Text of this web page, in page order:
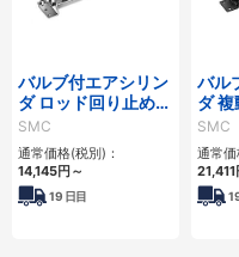
バルブ付エアシリン
ダ ロッド回り止め
形・複動 CVM5Kシ
リーズ
SMC
通常価格(税別)：
14,145円 ～
19 日目
バル
ダ
ズ
SMC
通常価
21,411